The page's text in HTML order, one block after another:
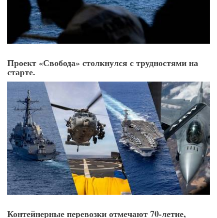
Проект «Свобода» столкнулся с трудностями на
старте.
Контейнерные перевозки отмечают 70-летие,